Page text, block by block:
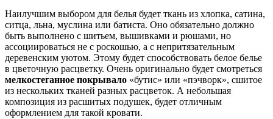
Наилучшим выбором для белья будет ткань из хлопка, сатина,
ситца, льна, муслина или батиста. Оно обязательно должно
быть выполнено с шитьем, вышивками и рюшами, но
ассоциироваться не с роскошью, а с непритязательным
деревенским уютом. Этому будет способствовать белое белье
в цветочную расцветку. Очень оригинально будет смотреться
мелкостеганное покрывало «бутис» или «пэчворк», сшитое
из нескольких тканей разных расцветок. А небольшая
композиция из расшитых подушек, будет отличным
оформлением для такой кровати.